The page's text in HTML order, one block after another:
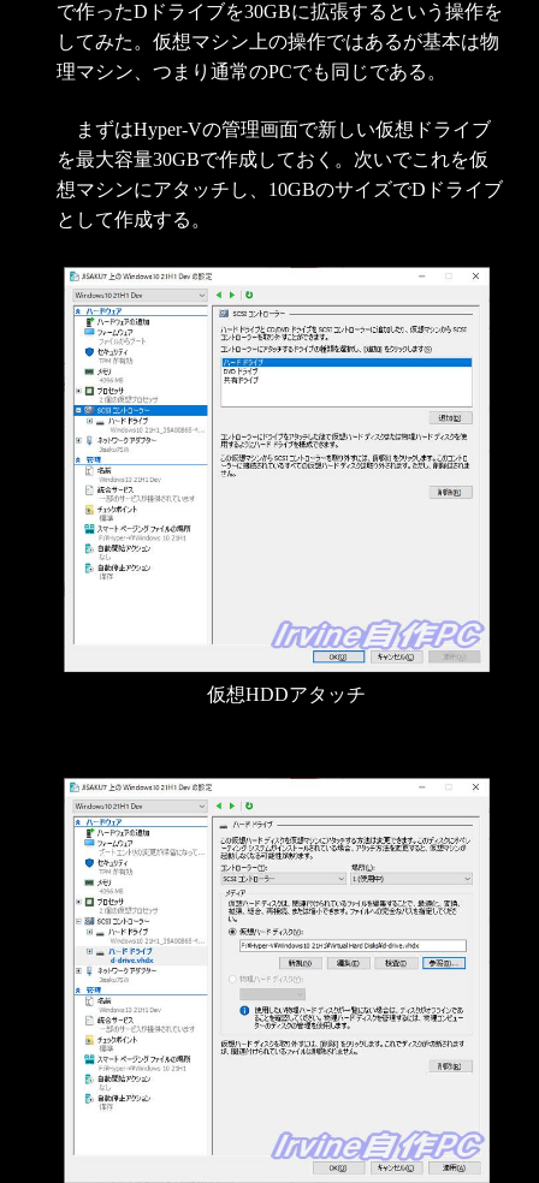
で作ったDドライブを30GBに拡張するという操作を
してみた。仮想マシン上の操作ではあるが基本は物
理マシン、つまり通常のPCでも同じである。
まずはHyper-Vの管理画面で新しい仮想ドライブ
を最大容量30GBで作成しておく。次いでこれを仮
想マシンにアタッチし、10GBのサイズでDドライブ
として作成する。
仮想HDDアタッチ